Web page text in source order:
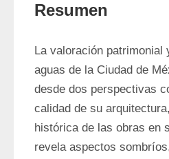
Resumen
La valoración patrimonial
aguas de la Ciudad de
desde dos perspectivas
calidad de su
histórica de las obras en
revela aspectos